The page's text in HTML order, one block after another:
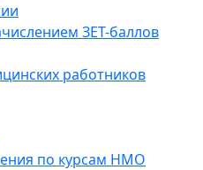
ЗЕТ-баллов
работников
по курсам НМО